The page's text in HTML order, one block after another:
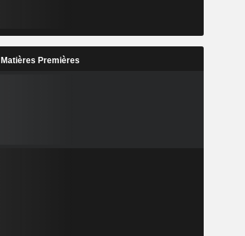
Matières Premières